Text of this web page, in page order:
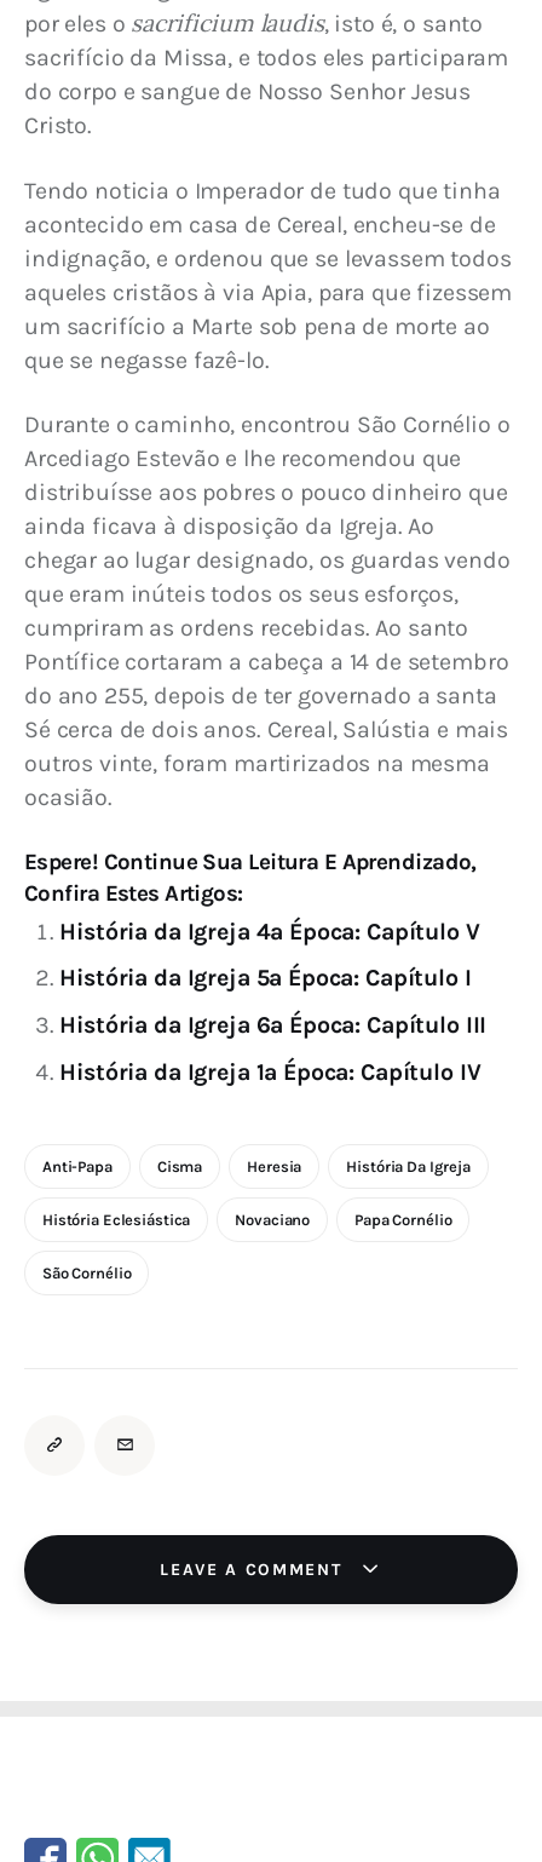
por eles o sacrificium laudis, isto é, o santo
sacrifício da Missa, e todos eles participaram
do corpo e sangue de Nosso Senhor Jesus
Cristo.
Tendo noticia o Imperador de tudo que tinha
acontecido em casa de Cereal, encheu-se de
indignação, e ordenou que se levassem todos
aqueles cristãos à via Apia, para que fizessem
um sacrifício a Marte sob pena de morte ao
que se negasse fazê-lo.
Durante o caminho, encontrou São Cornélio o
Arcediago Estevão e lhe recomendou que
distribuísse aos pobres o pouco dinheiro que
ainda ficava à disposição da Igreja. Ao
chegar ao lugar designado, os guardas vendo
que eram inúteis todos os seus esforços,
cumpriram as ordens recebidas. Ao santo
Pontífice cortaram a cabeça a 14 de setembro
do ano 255, depois de ter governado a santa
Sé cerca de dois anos. Cereal, Salústia e mais
outros vinte, foram martirizados na mesma
ocasião.
Espere! Continue Sua Leitura E Aprendizado,
Confira Estes Artigos:
História da Igreja 4ª Época: Capítulo V
História da Igreja 5ª Época: Capítulo I
História da Igreja 6ª Época: Capítulo III
História da Igreja 1ª Época: Capítulo IV
Anti-Papa Cisma Heresia História Da Igreja
História Eclesiástica Novaciano Papa Cornélio
São Cornélio
LEAVE A COMMENT